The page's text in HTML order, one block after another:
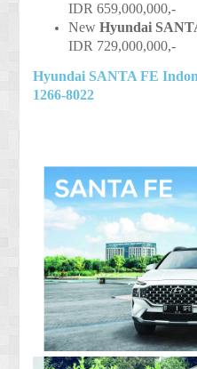
IDR 659,000,000,-
NewHyundai
IDR 729,000,000,-
Hyundai SANTA FE
1266-8022